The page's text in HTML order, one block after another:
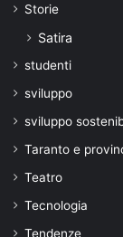
Storie
Satira
studenti
sviluppo
sviluppo
Taranto e
Teatro
Tecnologia
Tendenze